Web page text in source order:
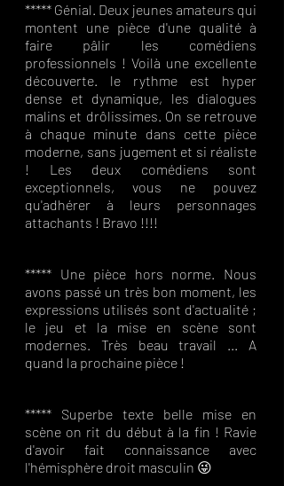
***** Génial. Deux jeunes amateurs qui
montent une pièce d'une qualité à
faire pâlir les comédiens
professionnels ! Voilà une excellente
découverte. le rythme est hyper
dense et dynamique, les dialogues
malins et drôlissimes. On se retrouve
à chaque minute dans cette pièce
moderne, sans jugement et si réaliste
! Les deux comédiens sont
exceptionnels, vous ne pouvez
qu'adhérer à leurs personnages
attachants ! Bravo !!!!
***** Une pièce hors norme. Nous
avons passé un très bon moment, les
expressions utilisés sont d'actualité ;
le jeu et la mise en scène sont
modernes. Très beau travail ... A
quand la prochaine pièce !
***** Superbe texte belle mise en
scène on rit du début à la fin ! Ravie
d'avoir fait connaissance avec
l'hémisphère droit masculin 😜